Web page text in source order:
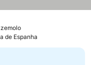
de Espanha